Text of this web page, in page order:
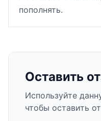
пополнять.
Оставить
Используйте
чтобы оставить